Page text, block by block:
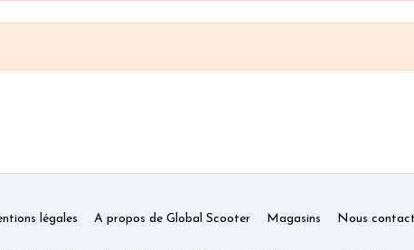
légales A propos de Global Scooter Magasins Nous